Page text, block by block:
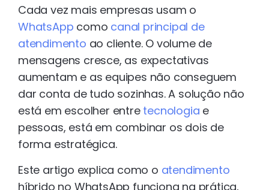
Cada vez mais empresas usam o
WhatsApp como canal principal de
atendimento ao cliente. O volume de
mensagens cresce, as expectativas
aumentam e as equipes não conseguem
dar conta de tudo sozinhas. A solução não
está em escolher entre tecnologia e
pessoas, está em combinar os dois de
forma estratégica.
Este artigo explica como o atendimento
híbrido no WhatsApp funciona na prática,